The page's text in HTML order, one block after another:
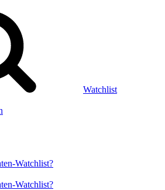
Watchlist
Watchlist?
Watchlist?